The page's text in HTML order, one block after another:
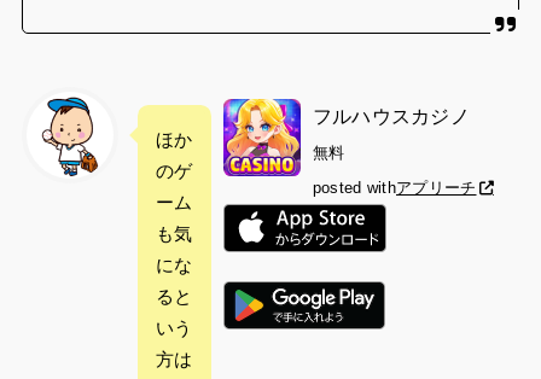
ほか
のゲ
ーム
も気
にな
ると
いう
方は
フルハウスカジノ
無料
posted withアプリーチ